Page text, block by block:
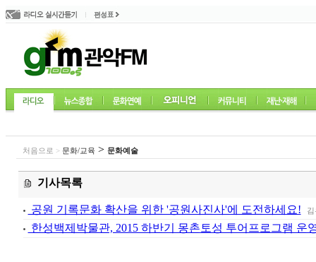
방송프로그램 전체
처음으로 > 문화/교육 >문화예술
기사목록
공원 기록문화 확산을 위한 '공원사진사'에 도전하세요! 김
한성백제박물관, 2015 하반기 몽촌토성 투어프로그램 운